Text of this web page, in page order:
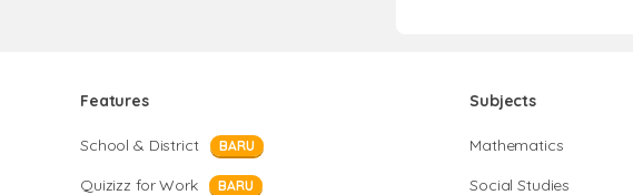
Features
School & District BARU
Quizizz for Work BARU
Subjects
Mathematics
Social Studies